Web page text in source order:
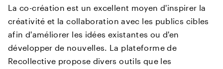
La co-création est un excellent moyen d'inspirer la
créativité et la collaboration avec les publics cibles
afin d'améliorer les idées existantes ou d'en
développer de nouvelles. La plateforme de
Recollective propose divers outils que les